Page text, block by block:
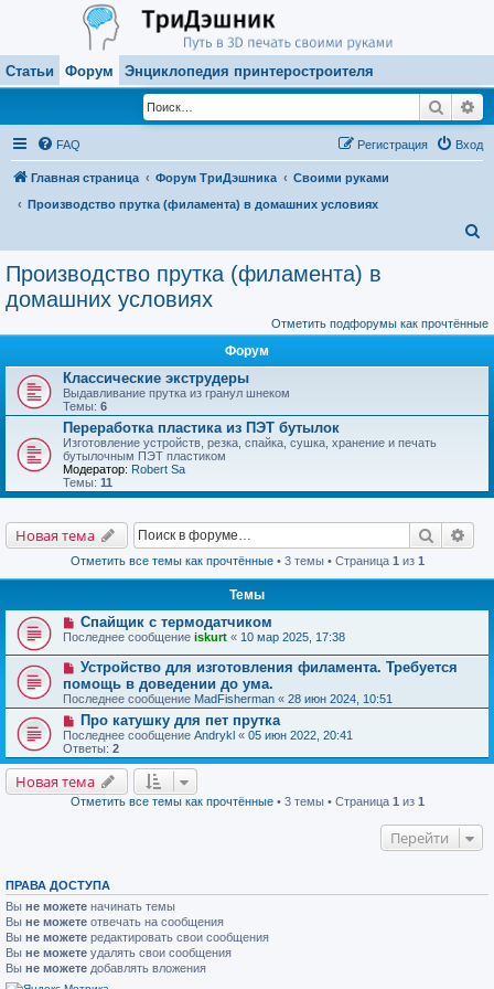
Статьи Форум Энциклопедия принтеростроителя
Поиск
FAQ Вход
Регистрация
Главная страница Форум ТриДэшника
Своими руками
Производство прутка (филамента) в домашних условиях
к
Производство прутка (филамента) в
домашних условиях
Отметить подфорумы как прочтённые
Форум
Классические экструдеры
Выдавливание прутка из гранул шнеком
Темы: 6
Переработка пластика из ПЭТ бутылок
Изготовление устройств, резка, спайка, сушка, хранение и печать
бутылочным ПЭТ пластиком
Модератор: Robert Sa
Темы: 11
Новая тема Поиск
Отметить все темы как прочтённые• 3 темы • Страница 1 из 1
Темы
Спайщик с термодатчиком
Последнее сообщение iskurt « 10 мар 2025, 17:38
Устройство для изготовления филамента. Требуется
помощь в доведении до ума.
Последнее сообщение MadFisherman « 28 июн 2024, 10:51
Про катушку для пет прутка
Последнее сообщение Andrykl « 05 июн 2022, 20:41
Ответы: 2
Новая тема
Отметить все темы как прочтённые• 3 темы • Страница 1 из 1
Перейти
ПРАВА ДОСТУПА
Вы не можете начинать темы
Вы не можете отвечать на сообщения
Вы не можете редактировать свои сообщения
Вы не можете удалять свои сообщения
Вы не можете добавлять вложения